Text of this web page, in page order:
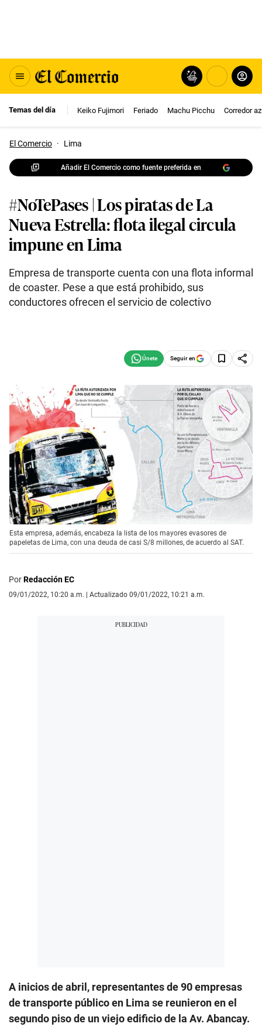
Temas del día Keiko Fujimori Feriado Machu Picchu Corredor
El Comercio · Lima
Añadir El Comercio como fuente preferida en
#NoTePases | Los piratas de La
Nueva Estrella: flota ilegal circula
impune en Lima
Empresa de transporte cuenta con una flota informal
de coaster. Pese a que está prohibido, sus
conductores ofrecen el servicio de colectivo
Seguir en
Esta empresa, además, encabeza la lista de los mayores evasores de
papeletas de Lima, con una deuda de casi S/8 millones, de acuerdo al SAT.
PorRedacción EC
09/01/2022, 10:20 a.m. | Actualizado 09/01/2022, 10:21 a.m.
A inicios de abril, representantes de 90 empresas
de transporte público en Lima se reunieron en el
segundo piso de un viejo edificio de la Av. Abancay.